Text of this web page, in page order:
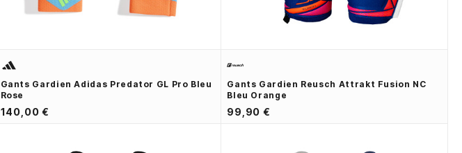
Gants Gardien Adidas Predator GL Pro Bleu
Rose
140,00 €
Gants Gardien Reusch Attrakt Fusion NC
Bleu Orange
99,90 €